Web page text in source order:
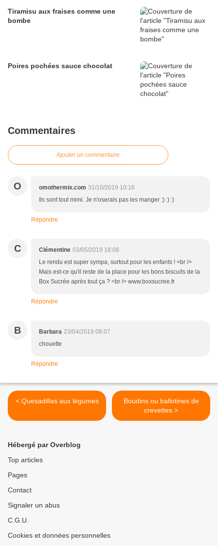
Tiramisu aux fraises comme une
bombe
Poires pochées sauce chocolat
Commentaires
Ajouter un commentaire
O omothermix.com 31/10/2019 10:16
Ils sont tout mimi. Je n'oserais pas les manger :) :) :)
Répondre
C Clémentine 03/05/2019 18:08
Le rendu est super sympa, surtout pour les enfants ! <br />
Mais est-ce qu'il reste de la place pour les bons biscuits de la
Box Sucrée après tout ça ? <br /> www.boxsucree.fr
Répondre
B Barbara 23/04/2019 08:07
chouette
Répondre
< Quesadillas aux légumes
Boudins ou ballotines de
crevettes >
Hébergé par Overblog
Top articles
Pages
Contact
Signaler un abus
C.G.U.
Cookies et données personnelles